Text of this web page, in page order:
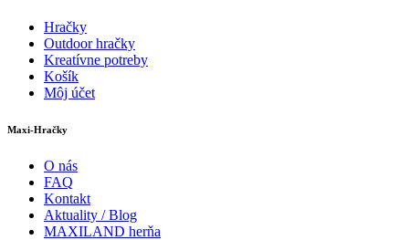
Hračky
Outdoor hračky
Kreatívne potreby
Košík
Môj účet
Maxi-Hračky
O nás
FAQ
Kontakt
Aktuality / Blog
MAXILAND herňa